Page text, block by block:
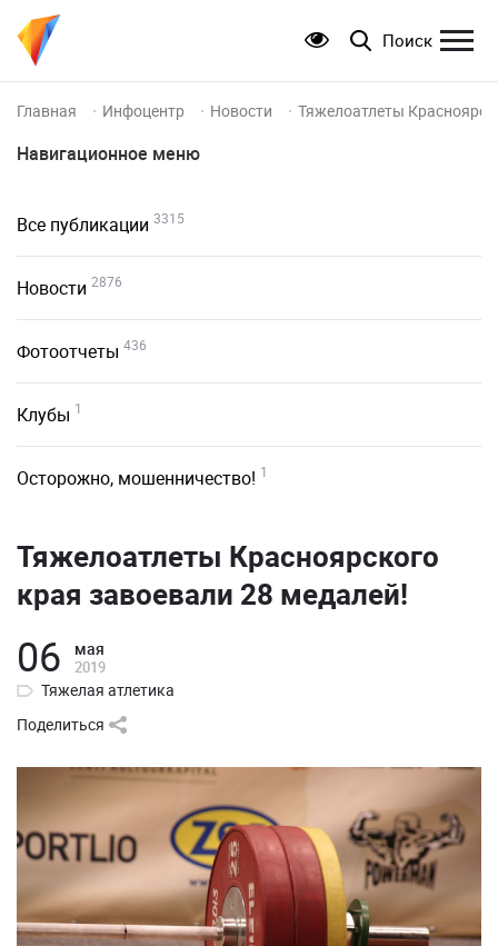
Поиск
Главная Инфоцентр Новости Тяжелоатлеты
Навигационное меню
Все публикации 3315
Новости 2876
Фотоотчеты 436
Клубы 1
Осторожно, мошенничество! 1
Тяжелоатлеты Красноярского
края завоевали 28 медалей!
06 мая
2019
Тяжелая атлетика
Поделиться